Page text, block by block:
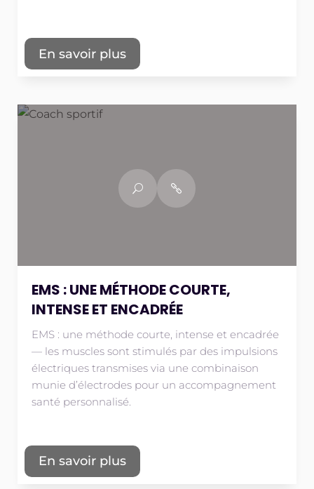
En savoir plus
EMS : UNE MÉTHODE COURTE,
INTENSE ET ENCADRÉE
EMS : une méthode courte, intense et encadrée
— les muscles sont stimulés par des impulsions
électriques transmises via une combinaison
munie d’électrodes pour un accompagnement
santé personnalisé.
En savoir plus